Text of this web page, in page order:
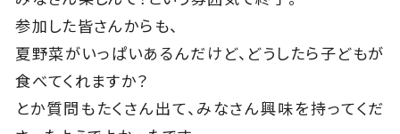
参加した皆さんからも、
夏野菜がいっぱいあるんだけど、どうしたら子どもが
食べてくれますか？
とか質問もたくさん出て、みなさん興味を持ってくだ